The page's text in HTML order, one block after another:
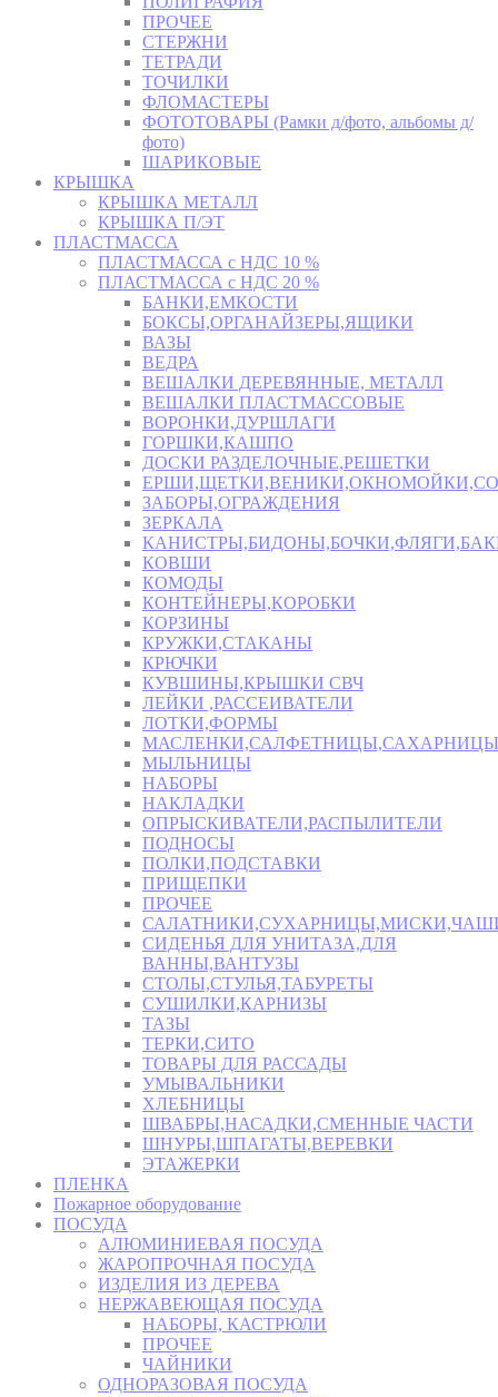
ПРОЧЕЕ
СТЕРЖНИ
ТЕТРАДИ
ТОЧИЛКИ
ФЛОМАСТЕРЫ
ФОТОТОВАРЫ (Рамки д/фото, альбомы д/
фото)
ШАРИКОВЫЕ
КРЫШКА
КРЫШКА МЕТАЛЛ
КРЫШКА П/ЭТ
ПЛАСТМАССА
ПЛАСТМАССА с НДС 10 %
ПЛАСТМАССА с НДС 20 %
БАНКИ,ЕМКОСТИ
БОКСЫ,ОРГАНАЙЗЕРЫ,ЯЩИКИ
ВАЗЫ
ВЕДРА
ВЕШАЛКИ ДЕРЕВЯННЫЕ, МЕТАЛЛ
ВЕШАЛКИ ПЛАСТМАССОВЫЕ
ВОРОНКИ,ДУРШЛАГИ
ГОРШКИ,КАШПО
ДОСКИ РАЗДЕЛОЧНЫЕ,РЕШЕТКИ
ЗАБОРЫ,ОГРАЖДЕНИЯ
ЗЕРКАЛА
КОВШИ
КОМОДЫ
КОНТЕЙНЕРЫ,КОРОБКИ
КОРЗИНЫ
КРУЖКИ,СТАКАНЫ
КРЮЧКИ
КУВШИНЫ,КРЫШКИ СВЧ
ЛЕЙКИ ,РАССЕИВАТЕЛИ
ЛОТКИ,ФОРМЫ
МАСЛЕНКИ,САЛФЕТНИЦЫ,САХАРНИЦЫ
МЫЛЬНИЦЫ
НАБОРЫ
НАКЛАДКИ
ОПРЫСКИВАТЕЛИ,РАСПЫЛИТЕЛИ
ПОДНОСЫ
ПОЛКИ,ПОДСТАВКИ
ПРИЩЕПКИ
ПРОЧЕЕ
СИДЕНЬЯ ДЛЯ УНИТАЗА,ДЛЯ
ВАННЫ,ВАНТУЗЫ
СТОЛЫ,СТУЛЬЯ,ТАБУРЕТЫ
СУШИЛКИ,КАРНИЗЫ
ТАЗЫ
ТЕРКИ,СИТО
ТОВАРЫ ДЛЯ РАССАДЫ
УМЫВАЛЬНИКИ
ХЛЕБНИЦЫ
ШВАБРЫ,НАСАДКИ,СМЕННЫЕ ЧАСТИ
ШНУРЫ,ШПАГАТЫ,ВЕРЕВКИ
ЭТАЖЕРКИ
ПЛЕНКА
Пожарное оборудование
ПОСУДА
АЛЮМИНИЕВАЯ ПОСУДА
ЖАРОПРОЧНАЯ ПОСУДА
ИЗДЕЛИЯ ИЗ ДЕРЕВА
НЕРЖАВЕЮЩАЯ ПОСУДА
НАБОРЫ, КАСТРЮЛИ
ПРОЧЕЕ
ЧАЙНИКИ
ОДНОРАЗОВАЯ ПОСУДА